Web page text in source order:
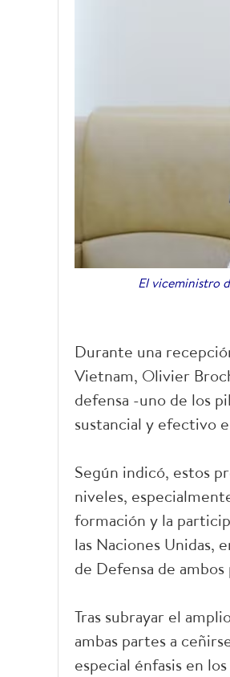
El viceministro
Durante una
Vietnam, Olivier
defensa -uno de los
sustancial y efectivo
Según indicó, estos
niveles,
formación y la
las Naciones Unidas,
de Defensa de
Tras subrayar el
ambas partes a
especial énfasis en